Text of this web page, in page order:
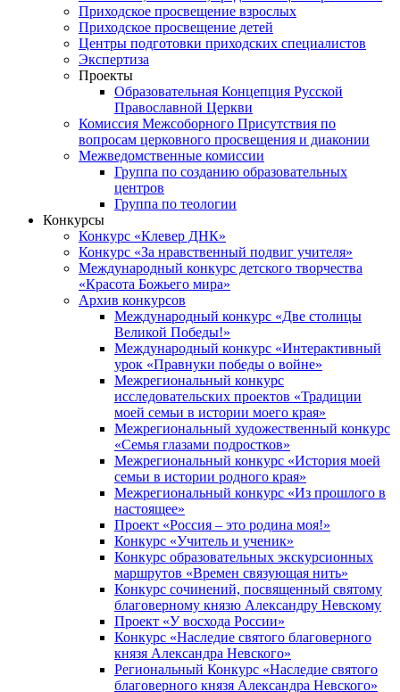
Приходское просвещение взрослых
Приходское просвещение детей
Центры подготовки приходских специалистов
Экспертиза
Проекты
Образовательная Концепция Русской
Православной Церкви
Комиссия Межсоборного Присутствия по
вопросам церковного просвещения и диаконии
Межведомственные комиссии
Группа по созданию образовательных
центров
Группа по теологии
Конкурсы
Конкурс «Клевер ДНК»
Конкурс «За нравственный подвиг учителя»
Международный конкурс детского творчества
«Красота Божьего мира»
Архив конкурсов
Международный конкурс «Две столицы
Великой Победы!»
Международный конкурс «Интерактивный
урок «Правнуки победы о войне»
Межрегиональный конкурс
исследовательских проектов «Традиции
моей семьи в истории моего края»
Межрегиональный художественный конкурс
«Семья глазами подростков»
Межрегиональный конкурс «История моей
семьи в истории родного края»
Межрегиональный конкурс «Из прошлого в
настоящее»
Проект «Россия – это родина моя!»
Конкурс «Учитель и ученик»
Конкурс образовательных экскурсионных
маршрутов «Времен связующая нить»
Конкурс сочинений, посвященный святому
благоверному князю Александру Невскому
Проект «У восхода России»
Конкурс «Наследие святого благоверного
князя Александра Невского»
Региональный Конкурс «Наследие святого
благоверного князя Александра Невского»